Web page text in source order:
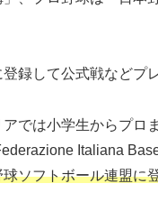
録して公式戦などプ
アでは小学生からプロ
Italiana
ソフトボール連盟に